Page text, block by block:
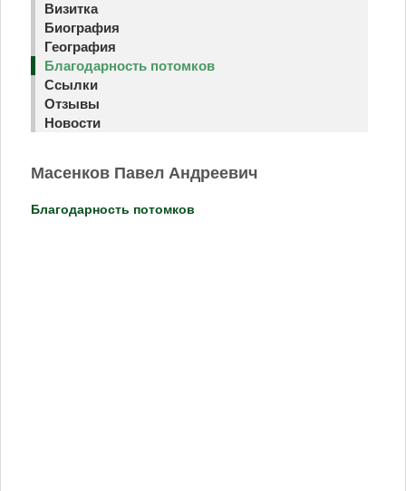
Визитка
Биография
География
Благодарность потомков
Ссылки
Отзывы
Новости
Масенков Павел Андреевич
Благодарность потомков